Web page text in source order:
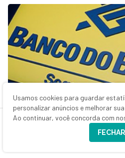
3 de agosto de 2026 - 19:26
NEM SOL, NEM VENTO
O trunfo da Eneva (ENEV3)
nova fase do setor elétrico,
Usamos cookies para guardar
personalizar anúncios e melhorar
Ao continuar, você concorda com
FECHAR